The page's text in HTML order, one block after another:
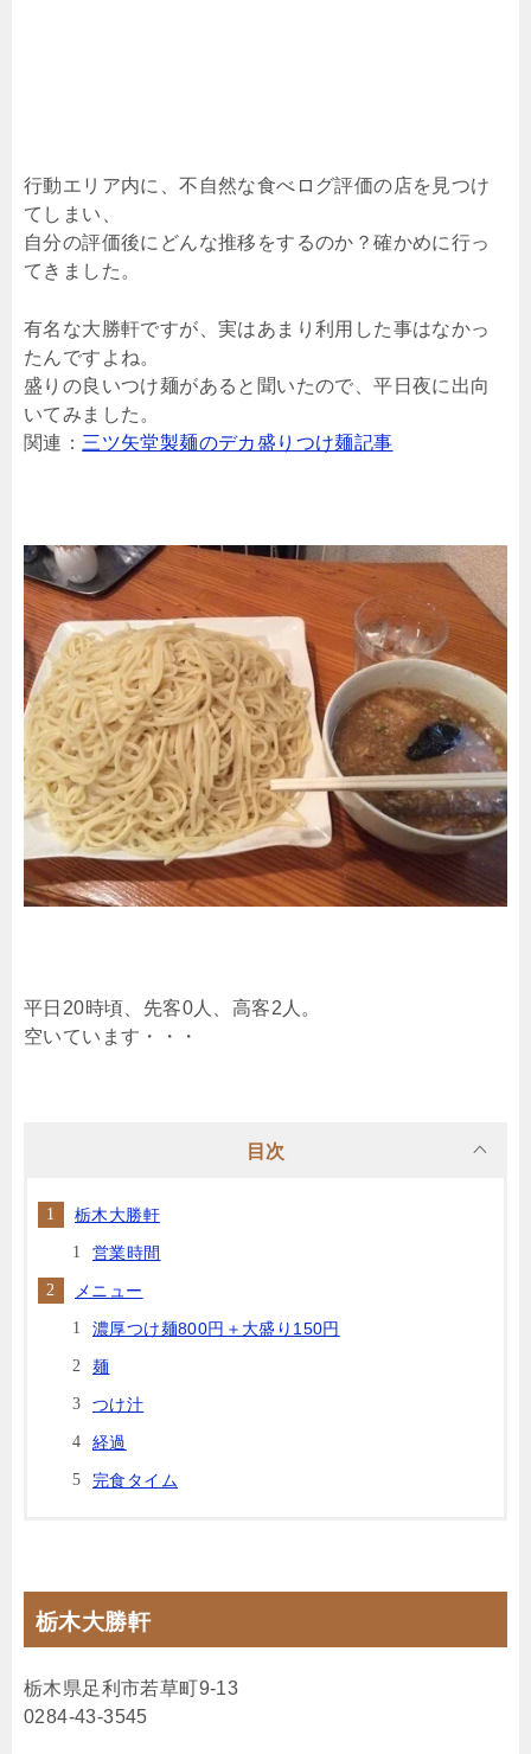
行動エリア内に、不自然な食べログ評価の店を見つけ
てしまい、
自分の評価後にどんな推移をするのか？確かめに行っ
てきました。
有名な大勝軒ですが、実はあまり利用した事はなかっ
たんですよね。
盛りの良いつけ麺があると聞いたので、平日夜に出向
いてみました。
関連： 三ツ矢堂製麺のデカ盛りつけ麺記事
平日20時頃、先客0人、高客2人。
空いています・・・
目次
栃木大勝軒
営業時間
メニュー
濃厚つけ麺800円＋大盛り150円
麺
つけ汁
経過
完食タイム
栃木大勝軒
栃木県足利市若草町9-13
0284-43-3545